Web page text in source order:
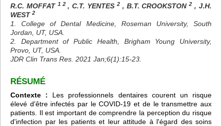
R.C. MOFFAT 1 2, C.T. YENTES 2, B.T. CROOKSTON2 , J.H.
WEST 2
1. College of Dental Medicine, Roseman University, South
Jordan, UT, USA.
2. Department of Public Health, Brigham Young University,
Provo, UT, USA.
JDR Clin Trans Res. 2021 Jan;6(1):15-23.
RÉSUMÉ
Contexte : Les professionnels dentaires courent un risque
élevé d'être infectés par le COVID-19 et de le transmettre aux
patients. Il est important de comprendre la perception du risque
d'infection par les patients et leur attitude à l'égard des soins